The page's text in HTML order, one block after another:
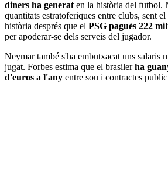
diners ha generat en la història del futbol.
quantitats estratoferiques entre clubs, sent
història després que el PSG pagués 222
per apoderar-se dels serveis del jugador.
Neymar també s'ha embutxacat uns salaris
jugat. Forbes estima que el brasilerha
d'euros a l'any entre sou i contractes